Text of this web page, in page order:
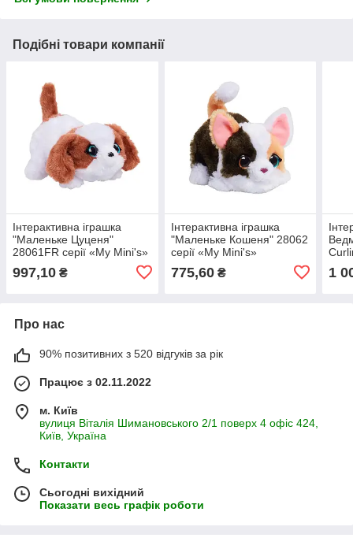
Подібні товари компанії
Інтерактивна іграшка
"Маленьке Цуценя"
28061FR серії «My Mini's»
997,10 ₴
Інтерактивна іграшка
"Маленьке Кошеня" 28062
серії «My Mini's»
775,60₴ 1
Про нас
90% позитивних з 520 відгуків за рік
Працює з 02.11.2022
м. Київ
вулиця Віталія Шимановського 2/1 поверх 4 офіс 424,
Київ, Україна
Контакти
Сьогодні вихідний
Показати весь графік роботи